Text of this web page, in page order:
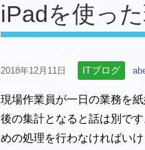
iPadを使っ
2018年12月11日 ITブログ
現場作業員が一日の業務を
後の集計となると話は別で
めの処理を行わなければい